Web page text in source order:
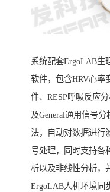
系统配套ErgoLAB生
软件，包含HRV心率
件、RESP呼吸反应
及General通用信号
法，自动对数据进行
号处理，同时支持各
析以及非线性分析，
ErgoLAB人机环境同